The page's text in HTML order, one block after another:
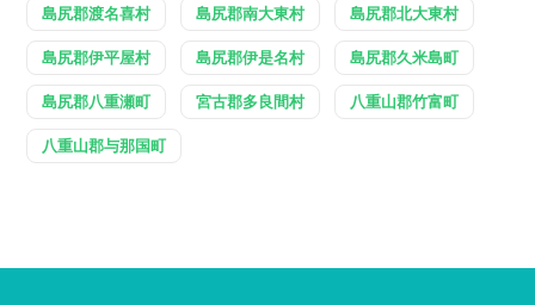
島尻郡渡名喜村 島尻郡南大東村 島尻郡北大東村
島尻郡伊平屋村 島尻郡伊是名村 島尻郡久米島町
島尻郡八重瀬町 宮古郡多良間村 八重山郡竹富町
八重山郡与那国町